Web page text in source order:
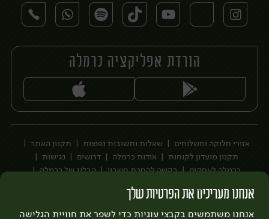
יח׳
אנחנו מעריכים את הפרטיות שלך
אנחנו משתמשים בקבצי עוגיות כדי לשפר את חוויית הגלישה
הורדת אפליקציה כרמלה
אזורי חלוקה ומשלוחים שאלות ותשובות נפוצות
תקנון האתר
תקנון מועדון לקוחות
אודות כרמלה דרושים
נגישות
כרמלה לעסקים
בקשה להסרת חשבון
הבלוג של כרמלה
עיצוב:3bearsפיתוח:Quatro